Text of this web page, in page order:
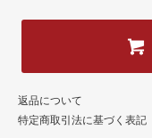
返品について
特定商取引法に基づく表記